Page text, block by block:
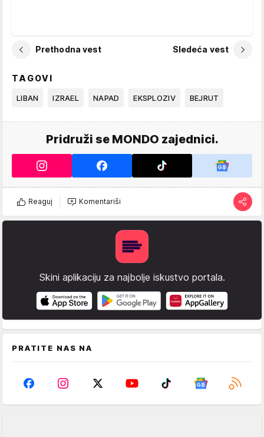
Prethodna vest Sledeća vest
TAGOVI
LIBAN IZRAEL NAPAD EKSPLOZIV BEJRUT
Pridruži se MONDO zajednici.
Reaguj Komentariši
Skini aplikaciju za najbolje iskustvo portala.
PRATITE NAS NA